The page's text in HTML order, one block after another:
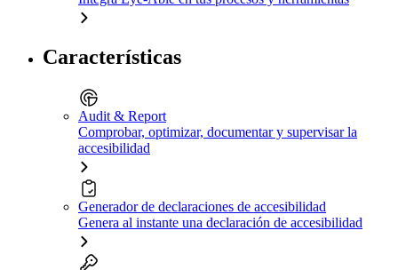
Características
Audit & Report
Comprobar, optimizar, documentar y supervisar la
accesibilidad
Generador de declaraciones de accesibilidad
Genera al instante una declaración de accesibilidad